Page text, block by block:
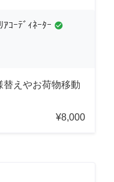
ｺｰﾃﾞｨﾈｰﾀｰ check_circle
替えやお荷物移動
¥8,000